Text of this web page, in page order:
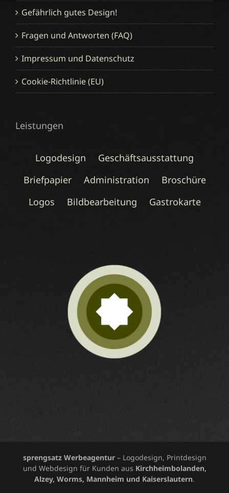
Gefährlich gutes Design!
Fragen und Antworten (FAQ)
Impressum und Datenschutz
Cookie-Richtlinie (EU)
Leistungen
Logodesign
Geschäftsausstattung
Briefpapier
Administration
Broschüre
Logos
Bildbearbeitung Gastrokarte
sprengsatz Werbeagentur– Logodesign, Printdesign
und Webdesign für Kunden aus Kirchheimbolanden,
Alzey, Worms, Mannheim und Kaiserslautern.